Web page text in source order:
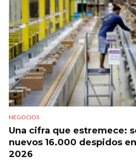
NEGOCIOS
Una cifra que estremece:
nuevos 16.000 despidos
2026